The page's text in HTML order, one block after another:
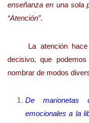
enseñanza en una sola
“Atención”.
La atención hace
decisivo, que
nombrar de modos
De marionetas
emocionales a la